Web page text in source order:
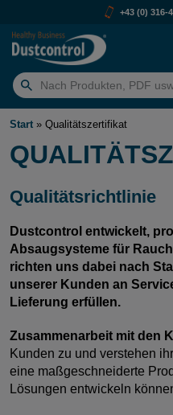
+43 (0) 316-
Suchen
nach:
Start » Qualitätszertifikat
Qualitätsrichtlinie
Dustcontrol entwickelt,
Absaugsysteme für
richten uns dabei nach
unserer Kunden an
Lieferung erfüllen.
Zusammenarbeit mit den
Kunden zu und verstehen
eine maßgeschneiderte
Lösungen entwickeln